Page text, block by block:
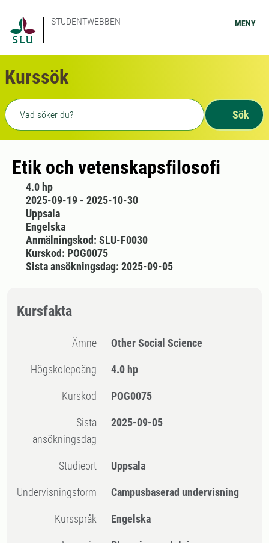
STUDENTWEBBEN MENY
Kurssök
Fritext sökning
Sök
Etik och vetenskapsfilosofi
4.0 hp
2025-09-19 - 2025-10-30
Uppsala
Engelska
Anmälningskod: SLU-F0030
Kurskod: POG0075
Sista ansökningsdag: 2025-09-05
Kursfakta
Ämne Other Social Science
högskolepoäng 4.0 hp
Kurskod POG0075
Sista
ansökningsdag
2025-09-05
Studieort Uppsala
Undervisningsform Campusbaserad undervisning
Kursspråk Engelska